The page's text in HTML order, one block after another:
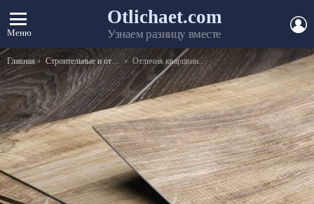
Меню
Otlichaet.com
Узнаем разницу вместе
Вы здесь:
Главная Строительные и отделочные материалы, инструменты Отличия кварцвиниловой плитки от плитки ПВХ